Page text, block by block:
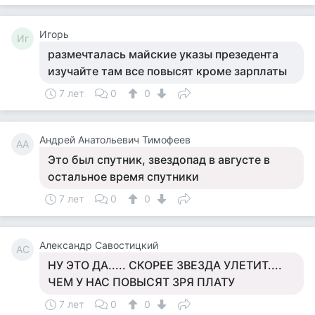
Иг Игорь
размечталась майские указы презедента
изучайте там все повысят кроме зарплаты
7 лет 0 0
АА Андрей Анатольевич Тимофеев
Это был спутник, звездопад в августе в
остальное время спутники
7 лет 0 0
АС Александр Савостицкий
НУ ЭТО ДА..... СКОРЕЕ ЗВЕЗДА УЛЕТИТ....
ЧЕМ У НАС ПОВЫСЯТ ЗРЯ ПЛАТУ
7 лет 0 0